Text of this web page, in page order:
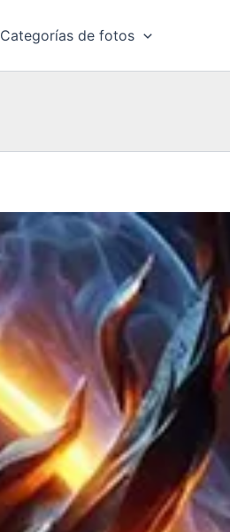
Categorías de fotos